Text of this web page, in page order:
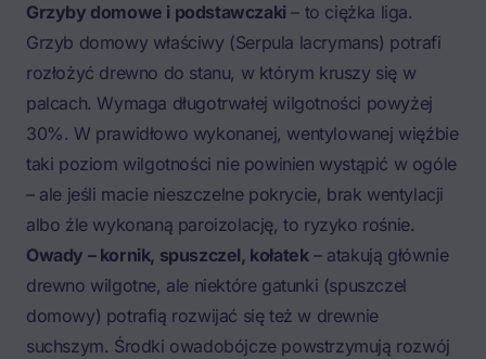
Grzyby domowe i podstawczaki – to ciężka liga.
Grzyb domowy właściwy (Serpula lacrymans) potrafi
rozłożyć drewno do stanu, w którym kruszy się w
palcach. Wymaga długotrwałej wilgotności powyżej
30%. W prawidłowo wykonanej, wentylowanej więźbie
taki poziom wilgotności nie powinien wystąpić w ogóle
– ale jeśli macie nieszczelne pokrycie, brak wentylacji
albo źle wykonaną paroizolację, to ryzyko rośnie.
Owady – kornik, spuszczel, kołatek– atakują głównie
drewno wilgotne, ale niektóre gatunki (spuszczel
domowy) potrafią rozwijać się też w drewnie
suchszym. Środki owadobójcze powstrzymują rozwój